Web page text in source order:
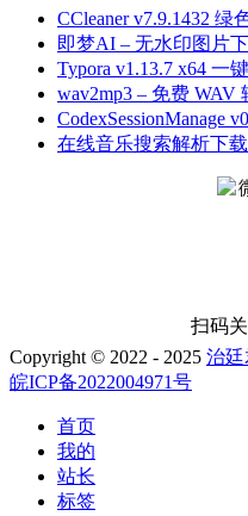
CCleaner v7.9.1432 绿
即梦AI – 无水印图片
Typora v1.13.7 x64 一
wav2mp3 – 免费 WAV
CodexSessionManage
在线音乐搜索解析下
扫码
Copyright © 2022 - 2025 治廷
皖ICP备2022004971号
首页
我的
站长
标签